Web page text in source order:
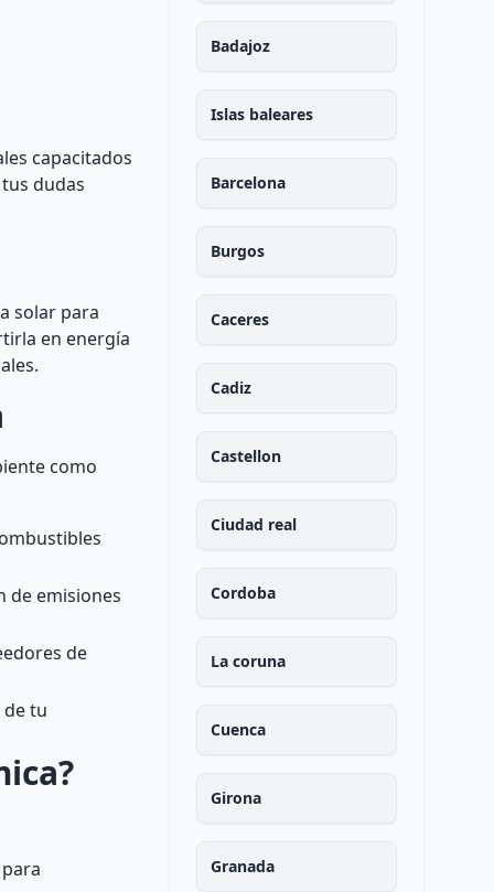
capacitados
dudas
solar para
en energía
como
de emisiones
de
tu
Badajoz
Islas baleares
Barcelona
Burgos
Caceres
Cadiz
Castellon
Ciudad real
Cordoba
La coruna
Cuenca
Girona
Granada